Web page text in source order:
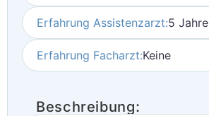
Erfahrung Assistenzarzt:5 Jahre
Erfahrung Facharzt:Keine
Beschreibung: